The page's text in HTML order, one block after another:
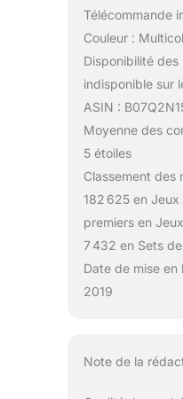
Télécommande
Couleur :
Disponibilité
indisponible sur
ASIN :
Moyenne des
5 étoiles
Classement des
182 625 en
premiers en
7 432 en Sets
Date de mise
2019
Note de la